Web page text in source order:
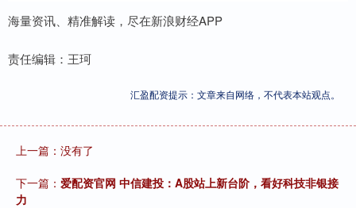
海量资讯、精准解读，尽在新浪财经APP
责任编辑：王珂
汇盈配资提示：文章来自网络，不代表本站观点。
上一篇：没有了
下一篇： 爱配资官网 中信建投：A股站上新台阶，看好科技非银接
力